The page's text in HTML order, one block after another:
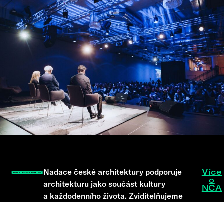
Nadace české architektury podporuje
architekturu jako součást kultury
a každodenního života. Zviditelňujeme
Více
o
NČA